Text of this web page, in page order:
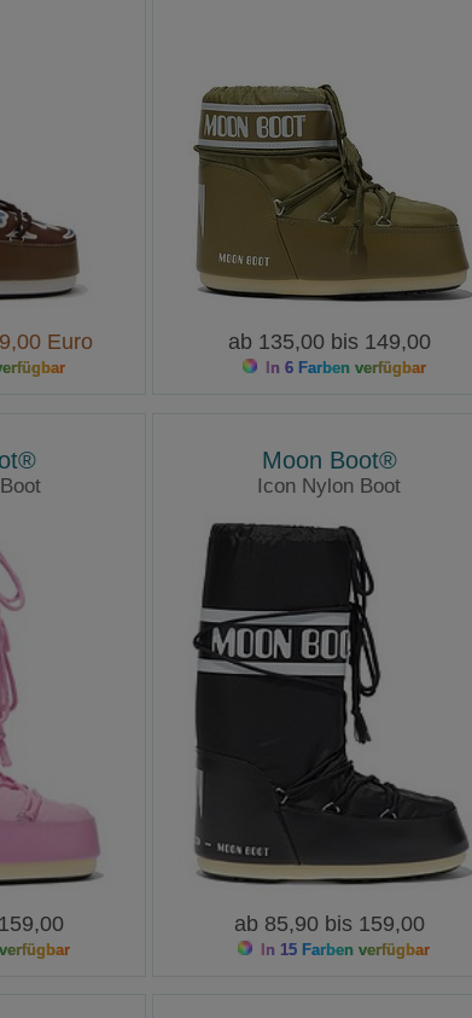
Euro ab 135,00 bis 149,00
In 6 Farben verfügbar
Moon Boot®
Icon Nylon Boot
ab 85,90 bis 159,00
In 15 Farben verfügbar